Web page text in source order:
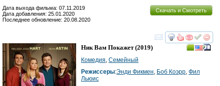
Скачать и Смотреть
Дата выхода фильма: 07.11.2019
Дата добавления: 25.01.2020
Последнее обновление: 20.08.2020
смотреть
Ник Вам Покажет(2019)
Комедия Семейный
Режиссеры:Энди Фикмен Боб Коэрр Фил
Льюис